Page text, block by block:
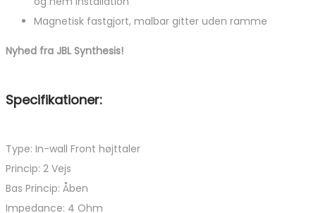
Magnetisk fastgjort, malbar gitter uden ramme
Nyhed fra JBL Synthesis!
Specifikationer:
Type: In-wall Front højttaler
Princip: 2 Vejs
Bas Princip: Åben
Impedance: 4 Ohm